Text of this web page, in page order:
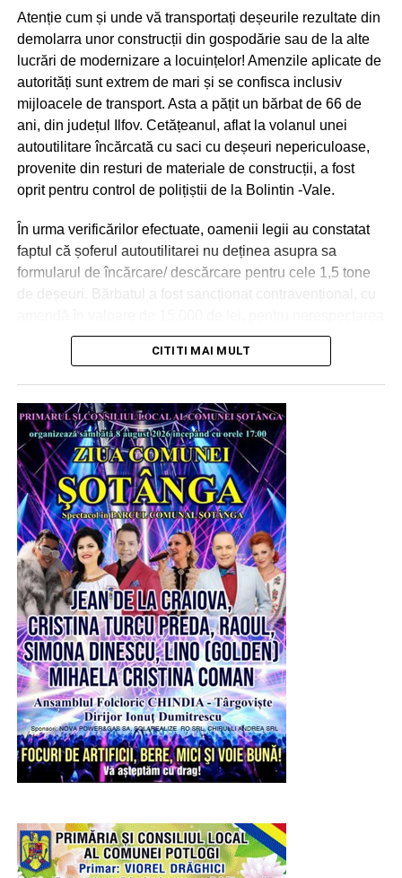
Atenție cum și unde vă transportați deșeurile rezultate din
demolarra unor construcții din gospodărie sau de la alte
lucrări de modernizare a locuințelor! Amenzile aplicate de
autorități sunt extrem de mari și se confisca inclusiv
mijloacele de transport. Asta a pățit un bărbat de 66 de
ani, din județul Ilfov. Cetățeanul, aflat la volanul unei
autoutilitare încărcată cu saci cu deșeuri nepericuloase,
provenite din resturi de materiale de construcții, a fost
oprit pentru control de polițiștii de la Bolintin -Vale.
În urma verificărilor efectuate, oamenii legii au constatat
faptul că șoferul autoutilitarei nu deținea asupra sa
formularul de încărcare/ descărcare pentru cele 1,5 tone
de deșeuri. Bărbatul a fost sancționat contravențional, cu
prevederilor H.G. nr. 1061/2008 privind transportul
deșeurilor periculoase și nepericuloase pe teritoriul
autoutilitara.
Urmărește Incomod Media și pe Google News
CITITI MAI MULT